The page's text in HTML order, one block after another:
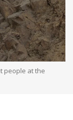
people at the